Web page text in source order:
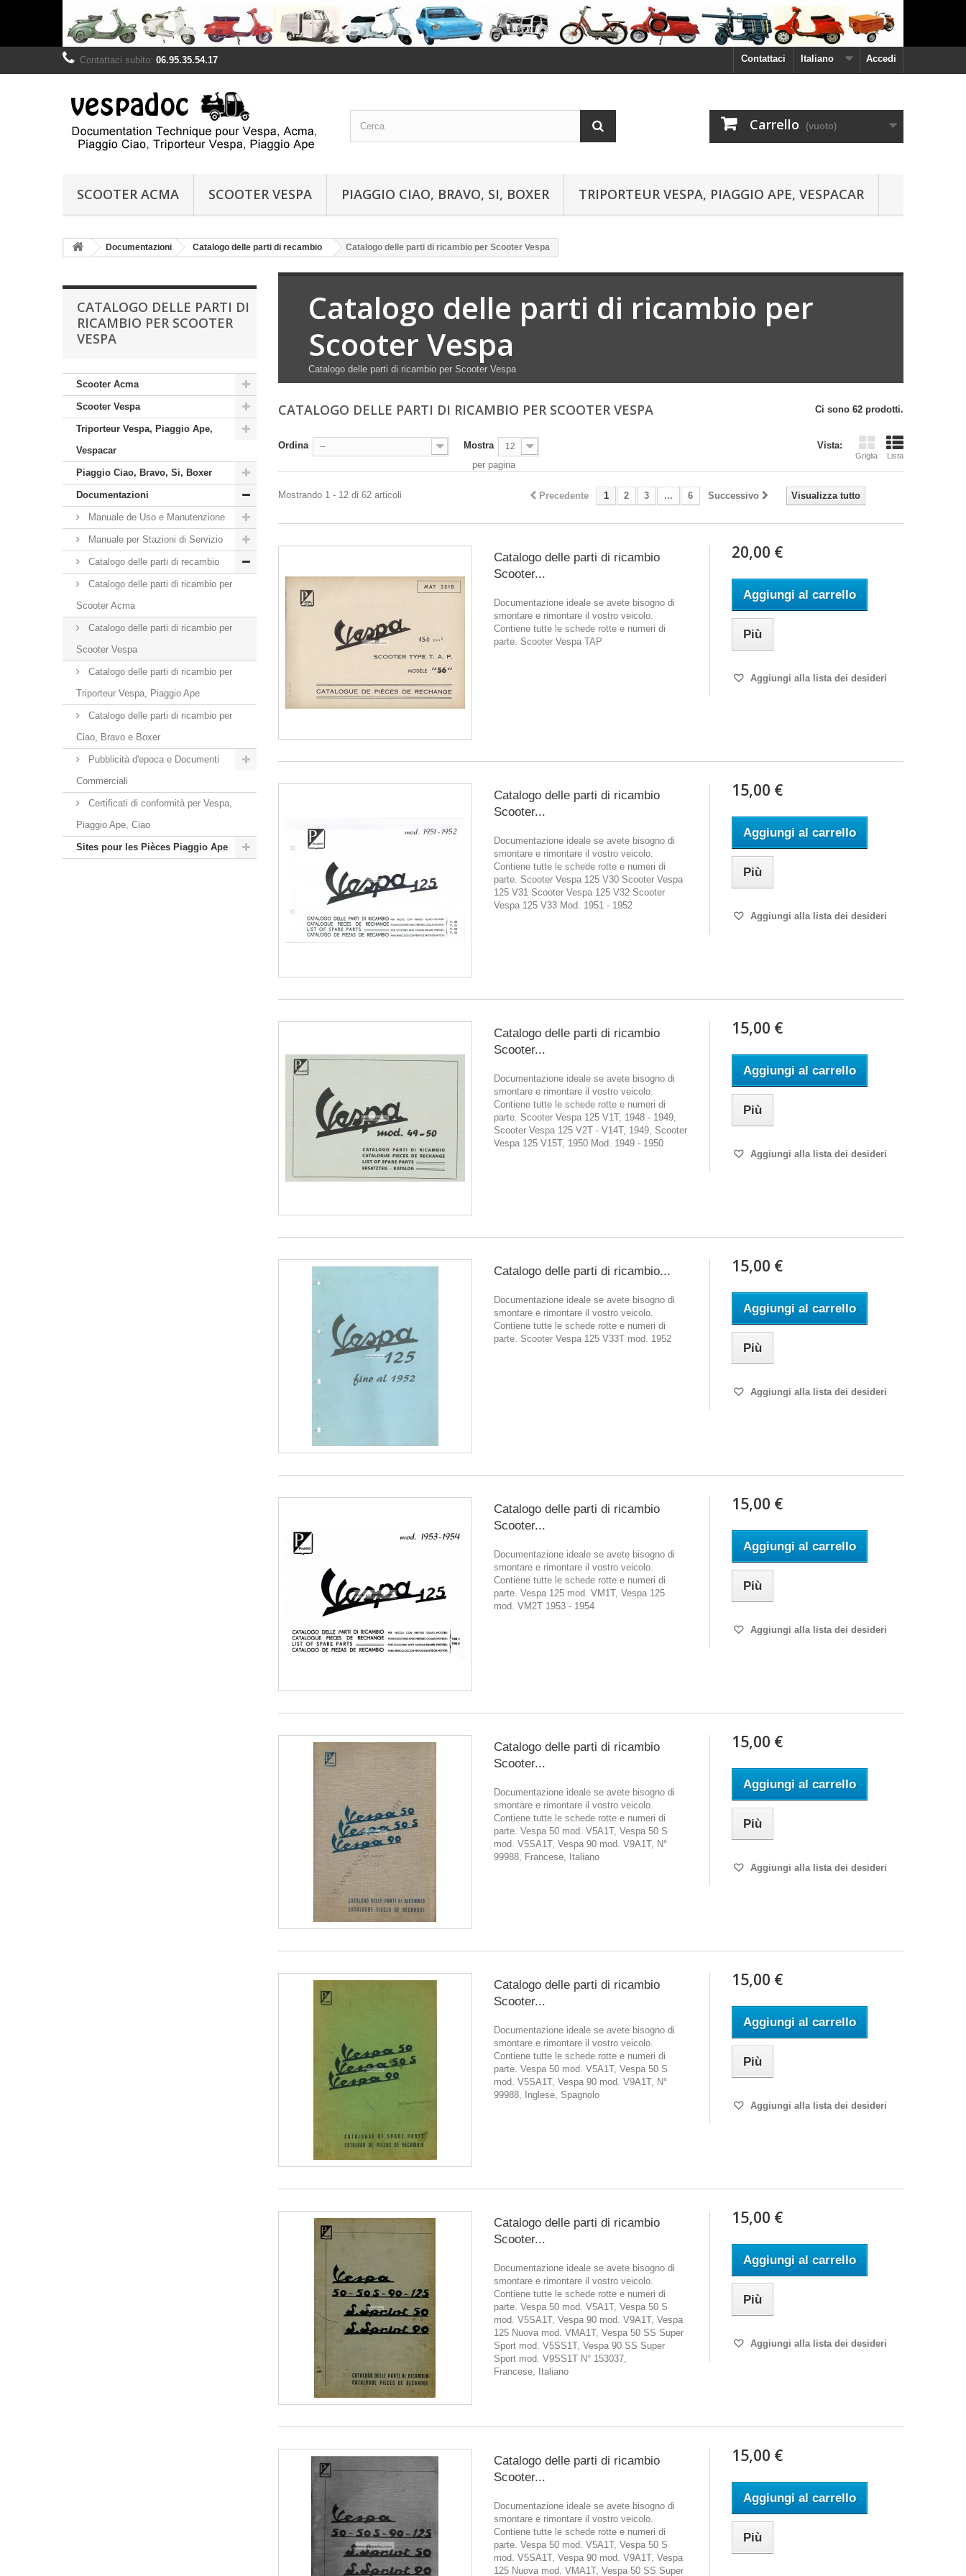
Accedi
Italiano
Contattaci
Contattaci subito: 06.95.35.54.17
Carrello (vuoto)
SCOOTER ACMA SCOOTER VESPA PIAGGIO CIAO, BRAVO, SI, BOXER TRIPORTEUR VESPA, PIAGGIO APE, VESPACAR
Documentazioni Catalogo delle parti di recambio Catalogo delle parti di ricambio per Scooter Vespa
CATALOGO DELLE PARTI DI
RICAMBIO PER SCOOTER
VESPA
Scooter Acma
Scooter Vespa
Triporteur Vespa, Piaggio Ape,
Vespacar
Piaggio Ciao, Bravo, Si, Boxer
Documentazioni
Manuale de Uso e Manutenzione
Manuale per Stazioni di Servizio
Catalogo delle parti di recambio
Catalogo delle parti di ricambio per
Scooter Acma
Catalogo delle parti di ricambio per
Scooter Vespa
Catalogo delle parti di ricambio per
Triporteur Vespa, Piaggio Ape
Catalogo delle parti di ricambio per
Ciao, Bravo e Boxer
Pubblicità d'epoca e Documenti
Commerciali
Certificati di conformità per Vespa,
Piaggio Ape, Ciao
Sites pour les Pièces Piaggio Ape
Catalogo delle parti di ricambio per
Scooter Vespa
Catalogo delle parti di ricambio per Scooter Vespa
CATALOGO DELLE PARTI DI RICAMBIO PER SCOOTER VESPA Ci sono 62 prodotti.
Vista:
Griglia Lista
Ordina -- Mostra 12
per pagina
Visualizza tutto
Precedente 1 2 3 ... 6 Successivo
Mostrando 1 - 12 di 62 articoli
Catalogo delle parti di ricambio
Scooter...
Documentazione ideale se avete bisogno di
smontare e rimontare il vostro veicolo.
Contiene tutte le schede rotte e numeri di
parte. Scooter Vespa TAP
20,00 €
Aggiungi al carrello
Più
Aggiungi alla lista dei desideri
Catalogo delle parti di ricambio
Scooter...
Documentazione ideale se avete bisogno di
smontare e rimontare il vostro veicolo.
Contiene tutte le schede rotte e numeri di
parte. Scooter Vespa 125 V30 Scooter Vespa
125 V31 Scooter Vespa 125 V32 Scooter
Vespa 125 V33 Mod. 1951 - 1952
15,00 €
Aggiungi al carrello
Più
Aggiungi alla lista dei desideri
Catalogo delle parti di ricambio
Scooter...
Documentazione ideale se avete bisogno di
smontare e rimontare il vostro veicolo.
Contiene tutte le schede rotte e numeri di
parte. Scooter Vespa 125 V1T, 1948 - 1949,
Scooter Vespa 125 V2T - V14T, 1949, Scooter
Vespa 125 V15T, 1950 Mod. 1949 - 1950
15,00 €
Aggiungi al carrello
Più
Aggiungi alla lista dei desideri
Catalogo delle parti di ricambio...
Documentazione ideale se avete bisogno di
smontare e rimontare il vostro veicolo.
Contiene tutte le schede rotte e numeri di
parte. Scooter Vespa 125 V33T mod. 1952
15,00 €
Aggiungi al carrello
Più
Aggiungi alla lista dei desideri
Catalogo delle parti di ricambio
Scooter...
Documentazione ideale se avete bisogno di
smontare e rimontare il vostro veicolo.
Contiene tutte le schede rotte e numeri di
parte. Vespa 125 mod. VM1T, Vespa 125
mod. VM2T 1953 - 1954
15,00 €
Aggiungi al carrello
Più
Aggiungi alla lista dei desideri
Catalogo delle parti di ricambio
Scooter...
Documentazione ideale se avete bisogno di
smontare e rimontare il vostro veicolo.
Contiene tutte le schede rotte e numeri di
parte. Vespa 50 mod. V5A1T, Vespa 50 S
mod. V5SA1T, Vespa 90 mod. V9A1T, N°
99988, Francese, Italiano
15,00 €
Aggiungi al carrello
Più
Aggiungi alla lista dei desideri
Catalogo delle parti di ricambio
Scooter...
Documentazione ideale se avete bisogno di
smontare e rimontare il vostro veicolo.
Contiene tutte le schede rotte e numeri di
parte. Vespa 50 mod. V5A1T, Vespa 50 S
mod. V5SA1T, Vespa 90 mod. V9A1T, N°
99988, Inglese, Spagnolo
15,00 €
Aggiungi al carrello
Più
Aggiungi alla lista dei desideri
Catalogo delle parti di ricambio
Scooter...
Documentazione ideale se avete bisogno di
smontare e rimontare il vostro veicolo.
Contiene tutte le schede rotte e numeri di
parte. Vespa 50 mod. V5A1T, Vespa 50 S
mod. V5SA1T, Vespa 90 mod. V9A1T, Vespa
125 Nuova mod. VMA1T, Vespa 50 SS Super
Sport mod. V5SS1T, Vespa 90 SS Super
Sport mod. V9SS1T N° 153037,
Francese, Italiano
15,00 €
Aggiungi al carrello
Più
Aggiungi alla lista dei desideri
Catalogo delle parti di ricambio
Scooter...
Documentazione ideale se avete bisogno di
smontare e rimontare il vostro veicolo.
Contiene tutte le schede rotte e numeri di
parte. Vespa 50 mod. V5A1T, Vespa 50 S
mod. V5SA1T, Vespa 90 mod. V9A1T, Vespa
125 Nuova mod. VMA1T, Vespa 50 SS Super
15,00 €
Aggiungi al carrello
Più